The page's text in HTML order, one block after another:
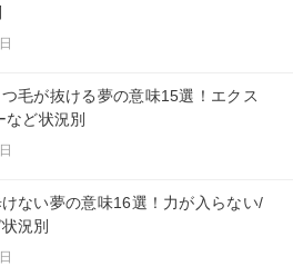
つ毛が抜ける夢の意味15選！エクス
など状況別
けない夢の意味16選！力が入らない/
況別